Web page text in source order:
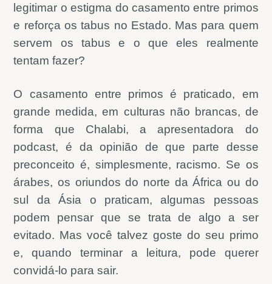
legitimar o estigma do casamento entre primos
e reforça os tabus no Estado. Mas para quem
servem os tabus e o que eles realmente
tentam fazer?
O casamento entre primos é praticado, em
grande medida, em culturas não brancas, de
forma que Chalabi, a apresentadora do
podcast, é da opinião de que parte desse
preconceito é, simplesmente, racismo. Se os
árabes, os oriundos do norte da África ou do
sul da Ásia o praticam, algumas pessoas
podem pensar que se trata de algo a ser
evitado. Mas você talvez goste do seu primo
e, quando terminar a leitura, pode querer
convidá-lo para sair.